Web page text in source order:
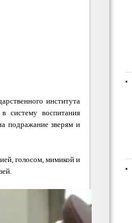
института
воспитания
подражание зверям и
голосом, мимикой и